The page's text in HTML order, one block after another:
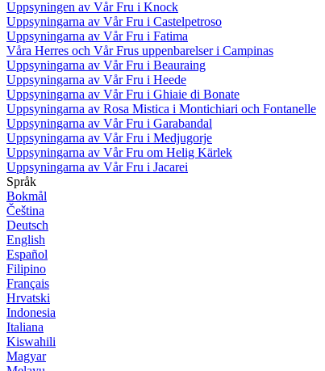
Uppsyningen av Vår Fru i Knock
Uppsyningarna av Vår Fru i Castelpetroso
Uppsyningarna av Vår Fru i Fatima
Våra Herres och Vår Frus uppenbarelser i Campinas
Uppsyningarna av Vår Fru i Beauraing
Uppsyningarna av Vår Fru i Heede
Uppsyningarna av Vår Fru i Ghiaie di Bonate
Uppsyningarna av Rosa Mistica i Montichiari och Fontanelle
Uppsyningarna av Vår Fru i Garabandal
Uppsyningarna av Vår Fru i Medjugorje
Uppsyningarna av Vår Fru om Helig Kärlek
Uppsyningarna av Vår Fru i Jacarei
Språk
Bokmål
Čeština
Deutsch
English
Español
Filipino
Français
Hrvatski
Indonesia
Italiana
Kiswahili
Magyar